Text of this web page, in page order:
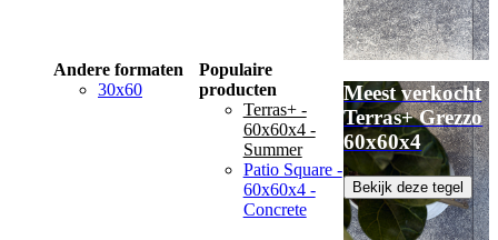
Andere formaten
30x60
Populaire
producten
Terras+ -
60x60x4 -
Summer
Patio Square -
60x60x4 -
Concrete
Meest verkocht
Terras+ Grezzo
60x60x4
Bekijk deze tegel